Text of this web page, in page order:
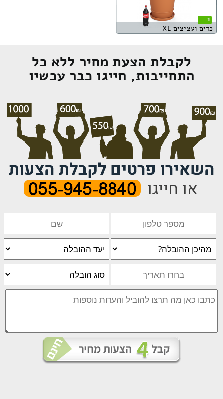
1
כדים ועציצים XL
לקבלת הצעת מחיר ללא כל
התחייבות, חייגו כבר עכשיו